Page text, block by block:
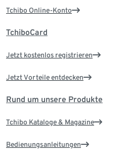
Tchibo Online-Konto
TchiboCard
Jetzt kostenlos registrieren
Jetzt Vorteile entdecken
Rund um unsere Produkte
Tchibo Kataloge & Magazine
Bedienungsanleitungen